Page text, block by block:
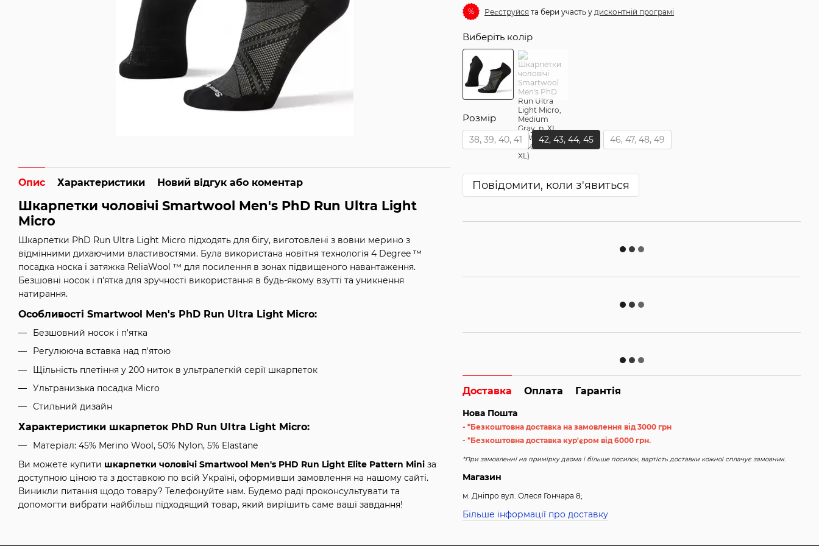
Опис Характеристики Новий відгук або коментар
Шкарпетки чоловічі Smartwool Men's PhD Run Ultra Light
Micro
Шкарпетки PhD Run Ultra Light Micro підходять для бігу, виготовлені з вовни мерино з
відмінними дихаючими властивостями. Була використана новітня технологія 4 Degree ™
посадка носка і затяжка ReliaWool ™ для посилення в зонах підвищеного навантаження.
Безшовні носок і п'ятка для зручності використання в будь-якому взутті та уникнення
натирання.
Особливості Smartwool Men's PhD Run Ultra Light Micro:
Безшовний носок і п'ятка
Регулююча вставка над п'ятою
Щільність плетіння у 200 ниток в ультралегкій серії шкарпеток
Ультранизька посадка Micro
Стильний дизайн
Характеристики шкарпеток PhD Run Ultra Light Micro:
Матеріал: 45% Merino Wool, 50% Nylon, 5% Elastane
Ви можете купити шкарпетки чоловічі Smartwool Men's PHD Run Light Elite Pattern Mini за
доступною ціною та з доставкою по всій Україні, оформивши замовлення на нашому сайті.
Виникли питання щодо товару? Телефонуйте нам. Будемо раді проконсультувати та
допомогти вибрати найбільш підходящий товар, який вирішить саме ваші завдання!
% Реєструйся та бери участь у дисконтній програмі
Виберіть колір
Розмір
38, 39, 40, 41 42, 43, 44, 45 46, 47, 48, 49
Повідомити, коли з'явиться
Доставка Оплата Гарантія
Нова Пошта
- *Безкоштовна доставка на замовлення від 3000 грн
- *Безкоштовна доставка кур'єром від 6000 грн.
*При замовленні на примірку двома і більше посилок, вартість доставки кожної сплачує замовник.
Магазин
м. Дніпро вул. Олеся Гончара 8;
Більше інформації про доставку